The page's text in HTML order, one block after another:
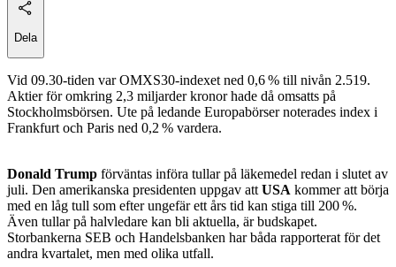
Dela
Vid 09.30-tiden var OMXS30-indexet ned 0,6 % till nivån 2.519.
Aktier för omkring 2,3 miljarder kronor hade då omsatts på
Stockholmsbörsen. Ute på ledande Europabörser noterades index i
Frankfurt och Paris ned 0,2 % vardera.
Donald Trump förväntas införa tullar på läkemedel redan i slutet av
juli. Den amerikanska presidenten uppgav attUSA kommer att börja
med en låg tull som efter ungefär ett års tid kan stiga till 200 %.
Även tullar på halvledare kan bli aktuella, är budskapet.
Storbankerna SEB och Handelsbanken har båda rapporterat för det
andra kvartalet, men med olika utfall.